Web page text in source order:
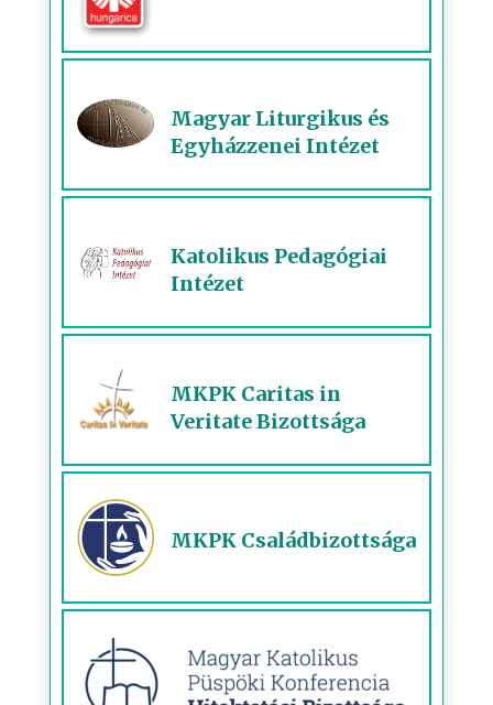
Magyar Liturgikus és
Egyházzenei Intézet
Katolikus Pedagógiai
Intézet
MKPK Caritas in
Veritate Bizottsága
MKPK Családbizottsága